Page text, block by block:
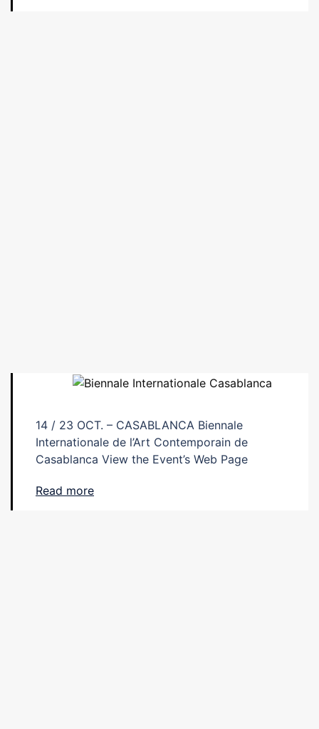
14 / 23 OCT. – CASABLANCA Biennale
Internationale de l’Art Contemporain de
Casablanca View the Event’s Web Page
Read more